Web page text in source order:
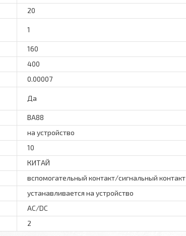
20
1
160
400
0.00007
Да
ВА88
на устройство
10
КИТАЙ
вспомогательный контакт/сигнальный контакт
устанавливается на устройство
AC/DC
2